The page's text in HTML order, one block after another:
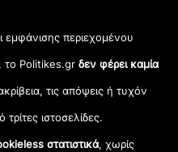
εμφάνισης περιεχομένου
, το Politikes.grδεν φέρει καμία
τις απόψεις ή τυχόν
ιστοσελίδες.
στατιστικά, χωρίς